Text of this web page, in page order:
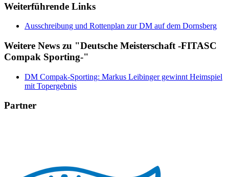
Weiterführende Links
Ausschreibung und Rottenplan zur DM auf dem Dornsberg
Weitere News zu "Deutsche Meisterschaft -FITASC
Compak Sporting-"
DM Compak-Sporting: Markus Leibinger gewinnt Heimspiel
mit Topergebnis
Partner